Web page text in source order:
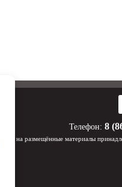
Телефон: 8
Права на размещённые материалы